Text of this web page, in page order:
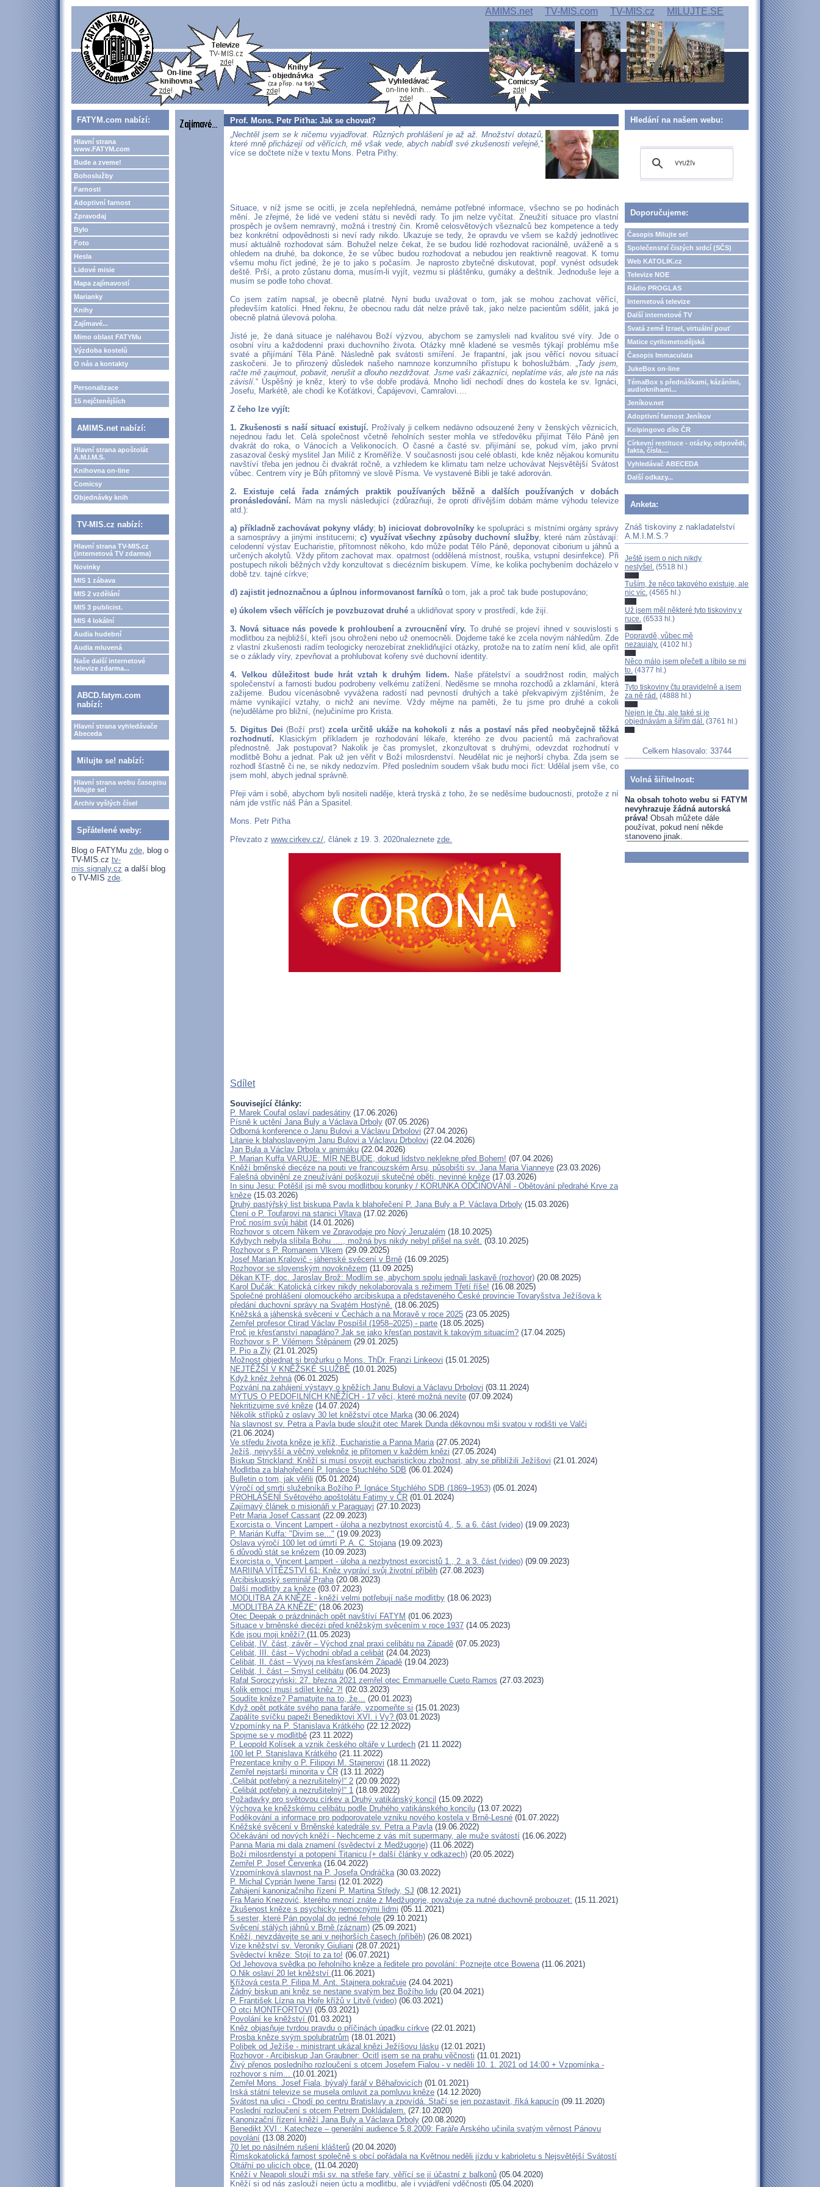
AMIMS.net TV-MIS.com TV-MIS.cz MILUJTE.SE
FATYM.com nabízí:
Hlavní strana
www.FATYM.com
Bude a zveme!
Bohoslužby
Farnosti
Adoptivní farnost
Zpravodaj
Bylo
Foto
Hesla
Lidové misie
Mapa zajímavostí
Marianky
Knihy
Zajímavé...
Mimo oblast FATYMu
Výzdoba kostelů
O nás a kontakty
Personalizace
15 nejčtenějších
AMIMS.net nabízí:
Hlavní strana apoštolát
A.M.I.M.S.
Knihovna on-line
Comicsy
Objednávky knih
TV-MIS.cz nabízí:
Hlavní strana TV-MIS.cz
(internetová TV zdarma)
Novinky
MIS 1 zábava
MIS 2 vzdělání
MIS 3 publicist.
MIS 4 lokální
Audia hudební
Audia mluvená
Naše další internetové
televize zdarma...
ABCD.fatym.com
nabízí:
Hlavní strana vyhledávače
Abeceda
Milujte se! nabízí:
Hlavní strana webu časopisu
Milujte se!
Archiv vyšlých čísel
Spřátelené weby:
Blog o FATYMu zde, blog o
TV-MIS.cz tv-
mis.signaly.cz a další blog
o TV-MIS zde.
Prof. Mons. Petr Piťha: Jak se chovat?
„Nechtěl jsem se k ničemu vyjadřovat. Různých prohlášení je až až. Množství dotazů,
které mně přicházejí od věřících, mě však vede, abych nabídl své zkušenosti veřejně,"
více se dočtete níže v textu Mons. Petra Piťhy.
Situace, v níž jsme se ocitli, je zcela nepřehledná, nemáme potřebné informace, všechno se po hodinách
mění. Je zřejmé, že lidé ve vedení státu si nevědí rady. To jim nelze vyčítat. Zneužití situace pro vlastní
prospěch je ovšem nemravný, možná i trestný čin. Kromě celosvětových všeznalců bez kompetence a tedy
bez konkrétní odpovědnosti si neví rady nikdo. Ukazuje se tedy, že opravdu ve všem se každý jednotlivec
musí aktuálně rozhodovat sám. Bohužel nelze čekat, že se budou lidé rozhodovat racionálně, uváženě a s
ohledem na druhé, ba dokonce, že se vůbec budou rozhodovat a nebudou jen reaktivně reagovat. K tomu
všemu mohu říct jediné, že je to jako s počasím. Je naprosto zbytečné diskutovat, popř. vynést odsudek
deště. Prší, a proto zůstanu doma, musím-li vyjít, vezmu si pláštěnku, gumáky a deštník. Jednoduše leje a
musím se podle toho chovat.
Co jsem zatím napsal, je obecně platné. Nyní budu uvažovat o tom, jak se mohou zachovat věřící,
především katolíci. Hned řeknu, že obecnou radu dát nelze právě tak, jako nelze pacientům sdělit, jaká je
obecně platná úlevová poloha.
Jisté je, že daná situace je naléhavou Boží výzvou, abychom se zamysleli nad kvalitou své víry. Jde o
osobní víru a každodenní praxi duchovního života. Otázky mně kladené se vesměs týkají problému mše
svaté a přijímání Těla Páně. Následně pak svátosti smíření. Je frapantní, jak jsou věřící novou situací
zaskočeni. Je to přirozený důsledek našeho namnoze konzumního přístupu k bohoslužbám. „Tady jsem,
račte mě zaujmout, pobavit, nerušit a dlouho nezdržovat. Jsme vaši zákazníci, neplatíme vás, ale jste na nás
závislí.“ Úspěšný je kněz, který to vše dobře prodává. Mnoho lidí nechodí dnes do kostela ke sv. Ignáci,
Josefu, Markétě, ale chodí ke Koťátkovi, Čapájevovi, Camralovi….
Z čeho lze vyjít:
1. Zkušenosti s naší situací existují. Prožívaly ji celkem nedávno odsouzené ženy v ženských věznicích,
nejednou řadu let. Celá společnost včetně řeholních sester mohla ve středověku přijímat Tělo Páně jen
dvakrát do roka, o Vánocích a Velikonocích. O časné a časté sv. přijímání se, pokud vím, jako první
zasazoval český myslitel Jan Milíč z Kroměříže. V současnosti jsou celé oblasti, kde kněz nějakou komunitu
navštíví třeba jen jednou či dvakrát ročně, a vzhledem ke klimatu tam nelze uchovávat Nejsvětější Svátost
vůbec. Centrem víry je Bůh přítomný ve slově Písma. Ve vystavené Bibli je také adorován.
2. Existuje celá řada známých praktik používaných běžně a dalších používaných v dobách
pronásledování. Mám na mysli následující (zdůrazňuji, že oproti dřívějším dobám máme výhodu televize
atd.):
a) příkladně zachovávat pokyny vlády; b) iniciovat dobrovolníkyke spolupráci s místními orgány správy
a samosprávy a jinými institucemi;c) využívat všechny způsoby duchovní služby, které nám zůstávají:
celodenní výstav Eucharistie, přítomnost někoho, kdo může podat Tělo Páně, deponovat ciborium u jáhnů a
určených akolytů. Vždy přitom zachovat max. opatrnost (oddělená místnost, rouška, vstupní desinfekce). Při
postupech nikoli běžných vždy konzultovat s diecézním biskupem. Víme, ke kolika pochybením docházelo v
době tzv. tajné církve;
d) zajistit jednoznačnou a úplnou informovanost farníků o tom, jak a proč tak bude postupováno;
e) úkolem všech věřících je povzbuzovat druhé a uklidňovat spory v prostředí, kde žijí.
3. Nová situace nás povede k prohloubení a zvroucnění víry. To druhé se projeví ihned v souvislosti s
modlitbou za nejbližší, kteří jsou ohroženi nebo už onemocněli. Dojdeme také ke zcela novým náhledům. Zde
z vlastní zkušenosti radím teologicky nerozebírat zneklidňující otázky, protože na to zatím není klid, ale opřít
se o základy víry, zpevňovat a prohlubovat kořeny své duchovní identity.
4. Velkou důležitost bude hrát vztah k druhým lidem. Naše přátelství a soudržnost rodin, malých
společenství a farnosti budou podrobeny velkému zatížení. Neděsme se mnoha rozchodů a zklamání, která
zažijeme. Budou vícenásobně vyvážena radostí nad pevností druhých a také překvapivým zjištěním, že
máme vynikající vztahy, o nichž ani nevíme. Vždy mějme na paměti, že tu jsme pro druhé a cokoli
(ne)uděláme pro bližní, (ne)učiníme pro Krista.
5. Digitus Dei (Boží prst) zcela určitě ukáže na kohokoli z nás a postaví nás před neobyčejně těžká
rozhodnutí. Klasickým příkladem je rozhodování lékaře, kterého ze dvou pacientů má zachraňovat
přednostně. Jak postupovat? Nakolik je čas promyslet, zkonzultovat s druhými, odevzdat rozhodnutí v
modlitbě Bohu a jednat. Pak už jen věřit v Boží milosrdenství. Neudělat nic je nejhorší chyba. Zda jsem se
rozhodl šťastně či ne, se nikdy nedozvím. Před posledním soudem však budu moci říct: Udělal jsem vše, co
jsem mohl, abych jednal správně.
Přeji vám i sobě, abychom byli nositeli naděje, která tryská z toho, že se neděsíme budoucnosti, protože z ní
nám jde vstříc náš Pán a Spasitel.
Mons. Petr Piťha
Převzato z www.cirkev.cz/, článek z 19. 3. 2020naleznete zde.
Sdílet
Související články:
P. Marek Coufal oslaví padesátiny (17.06.2026)
Písně k uctění Jana Buly a Václava Drboly (07.05.2026)
Odborná konference o Janu Bulovi a Václavu Drbolovi (27.04.2026)
Litanie k blahoslaveným Janu Bulovi a Václavu Drbolovi (22.04.2026)
Jan Bula a Václav Drbola v animáku (22.04.2026)
P. Marian Kuffa VARUJE: MÍR NEBUDE, dokud lidstvo neklekne před Bohem! (07.04.2026)
Kněží brněnské diecéze na pouti ve francouzském Arsu, působišti sv. Jana Maria Vianneye (23.03.2026)
Falešná obvinění ze zneužívání poškozují skutečné oběti, nevinné kněze (17.03.2026)
In sinu Jesu: Potěšil jsi mě svou modlitbou korunky / KORUNKA ODČIŇOVÁNÍ - Obětování předrahé Krve za
kněze (15.03.2026)
Druhý pastýřský list biskupa Pavla k blahořečení P. Jana Buly a P. Václava Drboly (15.03.2026)
Čtení o P. Toufarovi na stanici Vltava(17.02.2026)
Proč nosím svůj hábit (14.01.2026)
Rozhovor s otcem Nikem ve Zpravodaje pro Nový Jeruzalém (18.10.2025)
Kdybych nebyla slíbila Bohu ...., možná bys nikdy nebyl přišel na svět. (03.10.2025)
Rozhovor s P. Romanem Vlkem (29.09.2025)
Josef Marian Kralovič - jáhenské svěcení v Brně (16.09.2025)
Rozhovor se slovenským novoknězem (11.09.2025)
Děkan KTF, doc. Jaroslav Brož: Modlím se, abychom spolu jednali laskavě (rozhovor) (20.08.2025)
Karol Dučák: Katolická církev nikdy nekolaborovala s režimem Třetí říše! (16.08.2025)
Společné prohlášení olomouckého arcibiskupa a představeného České provincie Tovaryšstva Ježíšova k
předání duchovní správy na Svatém Hostýně. (18.06.2025)
Kněžská a jáhenská svěcení v Čechách a na Moravě v roce 2025 (23.05.2025)
Zemřel profesor Ctirad Václav Pospíšil (1958–2025) - parte (18.05.2025)
Proč je křesťanství napadáno? Jak se jako křesťan postavit k takovým situacím? (17.04.2025)
Rozhovor s P. Vilémem Štěpánem (29.01.2025)
P. Pio a Zlý (21.01.2025)
Možnost objednat si brožurku o Mons. ThDr. Franzi Linkeovi (15.01.2025)
NEJTĚŽŠÍ V KNĚŽSKÉ SLUŽBĚ (10.01.2025)
Když kněz žehná(06.01.2025)
Pozvání na zahájení výstavy o kněžích Janu Bulovi a Václavu Drbolovi (03.11.2024)
MÝTUS O PEDOFILNÍCH KNĚŽÍCH - 17 věcí, které možná nevíte (07.09.2024)
Nekritizujme své kněze (14.07.2024)
Několik střípků z oslavy 30 let kněžství otce Marka(30.06.2024)
Na slavnost sv. Petra a Pavla bude sloužit otec Marek Dunda děkovnou mši svatou v rodišti ve Valči
(21.06.2024)
Ve středu života kněze je kříž, Eucharistie a Panna Maria(27.05.2024)
Ježíš, nejvyšší a věčný velekněz je přítomen v každém knězi (27.05.2024)
Biskup Strickland: Kněží si musí osvojit eucharistickou zbožnost, aby se přiblížili Ježíšovi (21.01.2024)
Modlitba za blahořečení P. Ignáce Stuchlého SDB (06.01.2024)
Bulletin o tom, jak věřili (05.01.2024)
Výročí od smrti služebníka Božího P. Ignáce Stuchlého SDB (1869–1953) (05.01.2024)
PROHLÁŠENÍ Světového apoštolátu Fatimy v ČR (01.01.2024)
Zajímavý článek o misionáři v Paraguayi (27.10.2023)
Petr Maria Josef Cassant (22.09.2023)
Exorcista o. Vincent Lampert - úloha a nezbytnost exorcistů 4., 5. a 6. část (video) (19.09.2023)
P. Marián Kuffa: "Divím se..." (19.09.2023)
Oslava výročí 100 let od úmrtí P. A. C. Stojana(19.09.2023)
6 důvodů stát se knězem (10.09.2023)
Exorcista o. Vincent Lampert - úloha a nezbytnost exorcistů 1., 2. a 3. část (video) (09.09.2023)
MARIINA VÍTĚZSTVÍ 61: Kněz vypráví svůj životní příběh (27.08.2023)
Arcibiskupský seminář Praha(20.08.2023)
Další modlitby za kněze (03.07.2023)
MODLITBA ZA KNĚZE - kněží velmi potřebují naše modlitby (18.06.2023)
„MODLITBA ZA KNĚZE“ (18.06.2023)
Otec Deepak o prázdninách opět navštíví FATYM (01.06.2023)
Situace v brněnské diecézi před kněžským svěcením v roce 1937 (14.05.2023)
Kde jsou moji kněží? (11.05.2023)
Celibát, IV. část, závěr – Východ znal praxi celibátu na Západě (07.05.2023)
Celibát, III. část – Východní obřad a celibát (24.04.2023)
Celibát, II. část – Vývoj na křesťanském Západě (19.04.2023)
Celibát, I. část – Smysl celibátu (06.04.2023)
Rafał Soroczyński: 27. března 2021 zemřel otec Emmanuelle Cueto Ramos (27.03.2023)
Kolik emocí musí sdílet kněz ?! (02.03.2023)
Soudíte kněze? Pamatujte na to, že… (20.01.2023)
Když opět potkáte svého pana faráře, vzpomeňte si (15.01.2023)
Zapálíte svíčku papeži Benediktovi XVI. i Vy? (03.01.2023)
Vzpomínky na P. Stanislava Krátkého (22.12.2022)
Spojme se v modlitbě (23.11.2022)
P. Leopold Kolísek a vznik českého oltáře v Lurdech (21.11.2022)
100 let P. Stanislava Krátkého (21.11.2022)
Prezentace knihy o P. Filipovi M. Stajnerovi (18.11.2022)
Zemřel nejstarší minorita v ČR (13.11.2022)
„Celibát potřebný a nezrušitelný!“ 2 (20.09.2022)
„Celibát potřebný a nezrušitelný!“ 1 (18.09.2022)
Požadavky pro světovou církev a Druhý vatikánský koncil (15.09.2022)
Výchova ke kněžskému celibátu podle Druhého vatikánského koncilu (13.07.2022)
Poděkování a informace pro podporovatele vzniku nového kostela v Brně-Lesné (01.07.2022)
Kněžské svěcení v Brněnské katedrále sv. Petra a Pavla(19.06.2022)
Očekávání od nových kněží - Nechceme z vás mít supermany, ale muže svátostí (16.06.2022)
Panna Maria mi dala znamení (svědectví z Medžugorje) (11.06.2022)
Boží milosrdenství a potopení Titanicu (+ další články v odkazech) (20.05.2022)
Zemřel P. Josef Červenka(16.04.2022)
Vzpomínková slavnost na P. Josefa Ondráčka(30.03.2022)
P. Michal Cyprián Iwene Tansi (12.01.2022)
Zahájení kanonizačního řízení P. Martina Středy, SJ (08.12.2021)
Fra Mario Knezović, kterého mnozí znáte z Medžugorje, považuje za nutné duchovně probouzet: (15.11.2021)
Zkušenost kněze s psychicky nemocnými lidmi (05.11.2021)
5 sester, které Pán povolal do jedné řehole (29.10.2021)
Svěcení stálých jáhnů v Brně (záznam) (25.09.2021)
Kněží, nevzdávejte se ani v nejhorších časech (příběh) (26.08.2021)
Vize kněžství sv. Veroniky Giuliani (28.07.2021)
Svědectví kněze: Stojí to za to! (06.07.2021)
Od Jehovova svědka po řeholního kněze a ředitele pro povolání: Poznejte otce Bowena(11.06.2021)
O.Nik oslaví 20 let kněžství (11.06.2021)
Křížová cesta P. Filipa M. Ant. Stajnera pokračuje (24.04.2021)
Žádný biskup ani kněz se nestane svatým bez Božího lidu (20.04.2021)
P. František Lízna na Hoře křížů v Litvě (video) (06.03.2021)
O otci MONTFORTOVI (05.03.2021)
Povolání ke kněžství (01.03.2021)
Kněz objasňuje tvrdou pravdu o příčinách úpadku církve (22.01.2021)
Prosba kněze svým spolubratrům (18.01.2021)
Polibek od Ježíše - ministrant ukázal knězi Ježíšovu lásku (12.01.2021)
Rozhovor - Arcibiskup Jan Graubner: Ocitl jsem se na prahu věčnosti (11.01.2021)
Živý přenos posledního rozloučení s otcem Josefem Fialou - v neděli 10. 1. 2021 od 14:00 + Vzpomínka -
rozhovor s ním... (10.01.2021)
Zemřel Mons. Josef Fiala, bývalý farář v Běhařovicích (01.01.2021)
Irská státní televize se musela omluvit za pomluvu kněze (14.12.2020)
Svátost na ulici - Chodí po centru Bratislavy a zpovídá. Stačí se jen pozastavit, říká kapucín (09.11.2020)
Poslední rozloučení s otcem Petrem Dokládalem. (27.10.2020)
Kanonizační řízení kněží Jana Buly a Václava Drboly (20.08.2020)
Benedikt XVI.: Katecheze – generální audience 5.8.2009: Faráře Arského učinila svatým věrnost Pánovu
povolání (13.08.2020)
70 let po násilném rušení klášterů (20.04.2020)
Římskokatolická farnost společně s obcí pořádala na Květnou neděli jízdu v kabrioletu s Nejsvětější Svátostí
Oltářní po ulicích obce. (11.04.2020)
Kněží v Neapoli slouží mši sv. na střeše fary, věřící se jí účastní z balkonů (05.04.2020)
Kněží si od nás zaslouží nejen úctu a modlitbu, ale i vyjádření vděčnosti (05.04.2020)
Hledání na našem webu:
Doporučujeme:
Časopis Milujte se!
Společenství čistých srdcí (SČS)
Web KATOLIK.cz
Televize NOE
Rádio PROGLAS
Internetová televize
Další internetové TV
Svatá země Izrael, virtuální pouť
Matice cyrilometodějská
Časopis Immaculata
JukeBox on-line
TémaBox s přednáškami, kázáními,
audioknihami...
Jeníkov.net
Adoptivní farnost Jeníkov
Kolpingovo dílo ČR
Církevní restituce - otázky, odpovědi,
fakta, čísla....
Vyhledávač ABECEDA
Další odkazy...
Anketa:
Znáš tiskoviny z nakladatelství
A.M.I.M.S.?
Ještě jsem o nich nikdy
neslyšel. (5518 hl.)
Tuším, že něco takového existuje, ale
nic víc. (4565 hl.)
Už jsem měl některé tyto tiskoviny v
ruce. (6533 hl.)
Popravdě, vůbec mě
nezaujaly. (4102 hl.)
Něco málo jsem přečetl a líbilo se mi
to. (4377 hl.)
Tyto tiskoviny čtu pravidelně a jsem
za ně rád. (4888 hl.)
Nejen je čtu, ale také si je
objednávám a šířím dál. (3761 hl.)
Celkem hlasovalo: 33744
Volná šiřitelnost:
Na obsah tohoto webu si FATYM
nevyhrazuje žádná autorská
práva! Obsah můžete dále
používat, pokud není někde
stanoveno jinak.